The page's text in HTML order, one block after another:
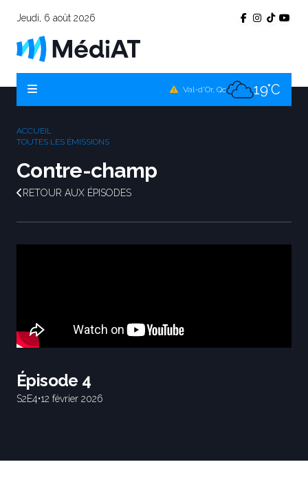
Jeudi, 6 août 2026
Val-d'Or, Qc 19°C
ACCUEIL
TOUTES LES ÉMISSIONS
Contre-champ
RETOUR AUX ÉPISODES
Épisode 4
S2E4•12 février 2026